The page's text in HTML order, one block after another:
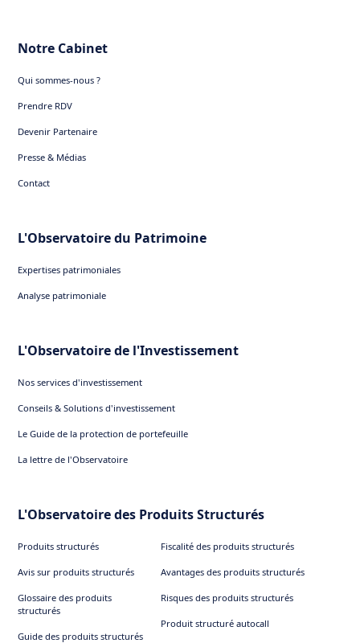
Notre Cabinet
Qui sommes-nous ?
Prendre RDV
Devenir Partenaire
Presse & Médias
Contact
L'Observatoire du Patrimoine
Expertises patrimoniales
Analyse patrimoniale
L'Observatoire de l'Investissement
Nos services d'investissement
Conseils & Solutions d'investissement
Le Guide de la protection de portefeuille
La lettre de l'Observatoire
L'Observatoire des Produits Structurés
Produits structurés
Avis sur produits structurés
Glossaire des produits
structurés
Guide des produits structurés
Fiscalité des produits structurés
Avantages des produits structurés
Risques des produits structurés
Produit structuré autocall